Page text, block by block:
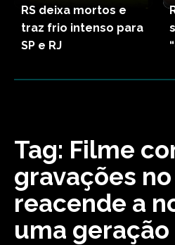
RS deixa mortos e
traz frio intenso para
SP e RJ
Tag: Filme
gravações
reacende a
uma geração